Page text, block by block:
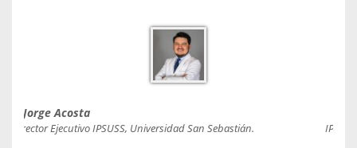
Jorge Acosta
Director Ejecutivo IPSUSS, Universidad San Sebastián.